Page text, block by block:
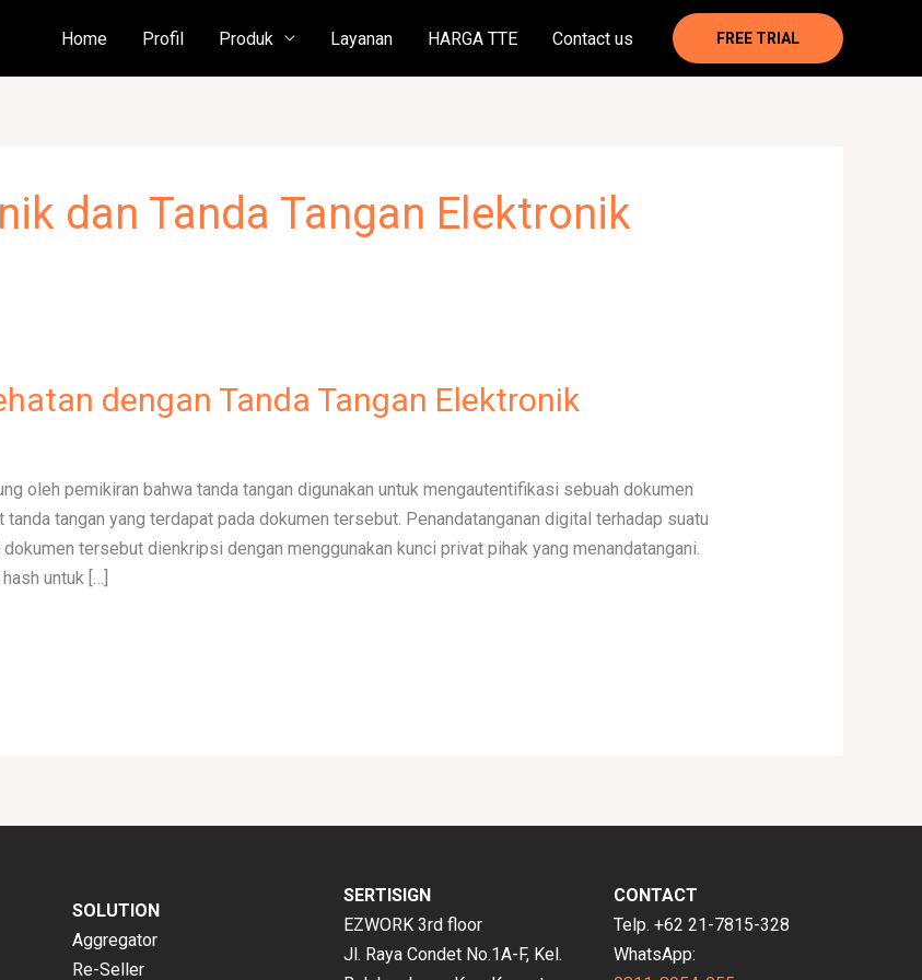
Home Profil Produk Layanan HARGA TTE Contact us FREE TRIAL
dan Tanda Tangan Elektronik
dengan Tanda Tangan Elektronik
oleh pemikiran bahwa tanda tangan digunakan untuk mengautentifikasi sebuah dokumen
tangan yang terdapat pada dokumen tersebut. Penandatanganan digital terhadap suatu
tersebut dienkripsi dengan menggunakan kunci privat pihak yang menandatangani.
untuk […]
SOLUTION
Aggregator
Re-Seller
SERTISIGN
EZWORK 3rd floor
Jl. Raya Condet No.1A-F, Kel.
CONTACT
Telp. +62 21-7815-328
WhatsApp: